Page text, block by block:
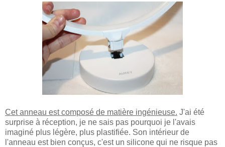
Cet anneau est composé de matière ingénieuse. J'ai été
surprise à réception, je ne sais pas pourquoi je l'avais
imaginé plus légère, plus plastifiée. Son intérieur de
l'anneau est bien conçus, c'est un silicone qui ne risque pas